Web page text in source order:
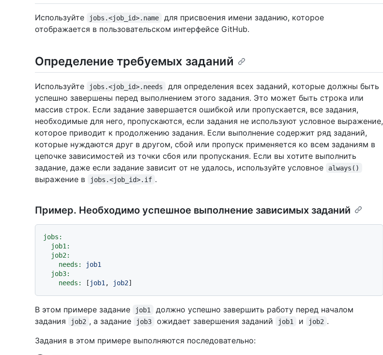
Используйте jobs.<job_id>.name
для присвоения имени заданию, которое
отображается в пользовательском интерфейсе GitHub.
Определение требуемых заданий
Используйте jobs.<job_id>.needs
для определения всех заданий, которые должны быть
успешно завершены перед выполнением этого задания. Это может быть строка или
массив строк. Если задание завершается ошибкой или пропускается, все задания,
необходимые для него, пропускаются, если задания не используют условное выражение,
которое приводит к продолжению задания. Если выполнение содержит ряд заданий,
которые нуждаются друг в другом, сбой или пропуск применяется ко всем заданиям в
цепочке зависимостей из точки сбоя или пропускания. Если вы хотите выполнить
задание, даже если задание зависит от не удалось, используйте условное
always()
выражение в jobs.<job_id>.if .
Пример. Необходимо успешное выполнение зависимых заданий
jobs:
job1:
job2:
needs:
job1
job3:
needs:
[ job1 , job2
В этом примере задание job1
должно успешно завершить работу перед началом
задания
job2 , а задание job3 ожидает завершения заданий job1 и job2 .
Задания в этом примере выполняются последовательно: